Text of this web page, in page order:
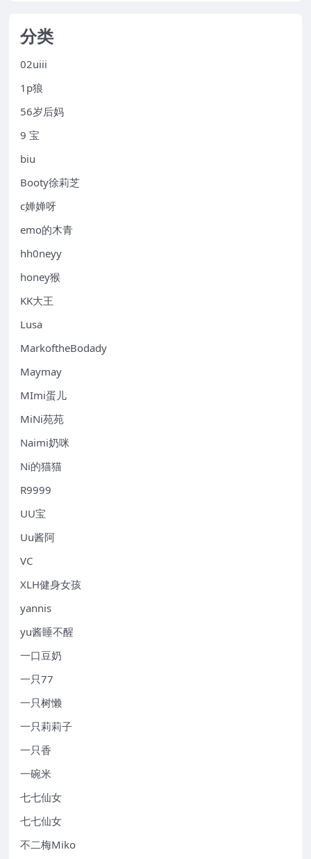
分类
02uiii
1p狼
56岁后妈
9 宝
biu
Booty徐莉芝
c婵婵呀
emo的木青
hh0neyy
honey猴
KK大王
Lusa
MarkoftheBodady
Maymay
MImi蛋儿
MiNi苑苑
Naimi奶咪
Ni的猫猫
R9999
UU宝
Uu酱阿
VC
XLH健身女孩
yannis
yu酱睡不醒
一口豆奶
一只77
一只树懒
一只莉莉子
一只香
一碗米
七七仙女
七七仙女
不二梅Miko